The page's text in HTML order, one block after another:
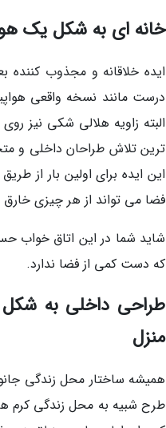
خانه ای به شکل یک
ایده خلاقانه و مجذوب
درست مانند نسخه واقعی
البته زاویه هلالی شکی نیز
ترین تلاش طراحان داخلی و
این ایده برای اولین بار از
فضا می تواند از هر چیزی خارق
شاید شما در این اتاق خواب
که دست کمی از فضا ندارد.
طراحی داخلی به شکل
منزل
همیشه ساختار محل زندگی
طرح شبیه به محل زندگی کرم